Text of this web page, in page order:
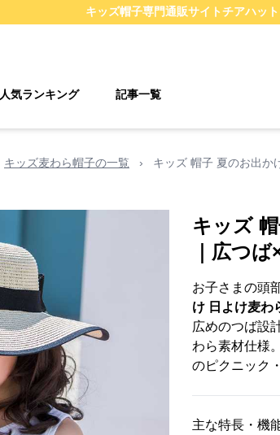
キッズ帽子専門通販サイトチアハット
人気ランキング 記事一覧
キッズ麦わら帽子の一覧 › キッズ 帽子 夏のお出か
キッズ
｜広つ
お子さまの頭
け 日よけ麦わ
広めのつば設
わら素材仕様
のピクニック
主な特長・機